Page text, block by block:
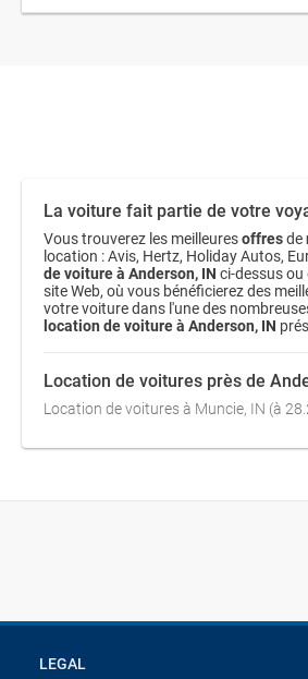
La voiture fait partie de votre
Vous trouverez les meilleuresoffresde
location : Avis, Hertz, Holiday Autos,
de voiture à Anderson, IN ci-dessus ou
site Web, où vous bénéficierez des
votre voiture dans l'une des
location de voiture à Anderson, IN
Location de voitures près de
Location de voitures à Muncie, IN (à
LEGAL